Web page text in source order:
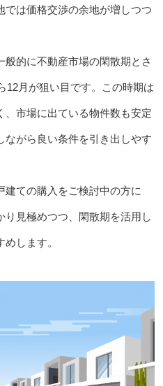
は価格交渉の余地が増しつつ
的に不動産市場の閑散期とさ
12月が狙い目です。この時期は
市場に出ている物件数も安定
ながら良い条件を引き出しやす
建ての購入をご検討中の方に
見極めつつ、閑散期を活用し
します。